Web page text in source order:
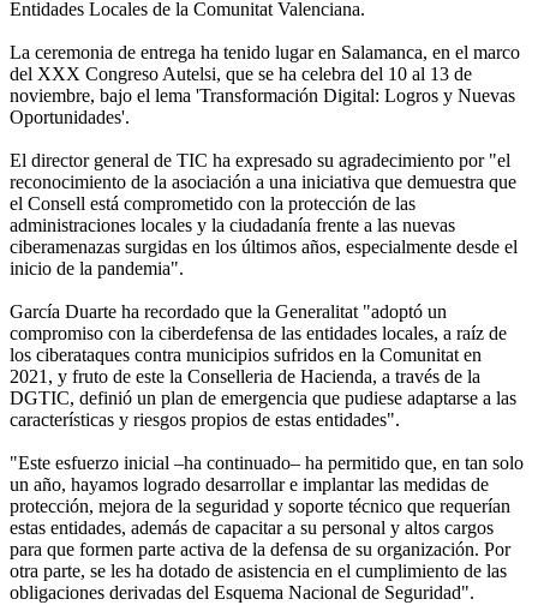
Entidades Locales de la Comunitat Valenciana.
La ceremonia de entrega ha tenido lugar en Salamanca, en el marco
del XXX Congreso Autelsi, que se ha celebra del 10 al 13 de
noviembre, bajo el lema 'Transformación Digital: Logros y Nuevas
Oportunidades'.
El director general de TIC ha expresado su agradecimiento por "el
reconocimiento de la asociación a una iniciativa que demuestra que
el Consell está comprometido con la protección de las
administraciones locales y la ciudadanía frente a las nuevas
ciberamenazas surgidas en los últimos años, especialmente desde el
inicio de la pandemia".
García Duarte ha recordado que la Generalitat "adoptó un
compromiso con la ciberdefensa de las entidades locales, a raíz de
los ciberataques contra municipios sufridos en la Comunitat en
2021, y fruto de este la Conselleria de Hacienda, a través de la
DGTIC, definió un plan de emergencia que pudiese adaptarse a las
características y riesgos propios de estas entidades".
"Este esfuerzo inicial –ha continuado– ha permitido que, en tan solo
un año, hayamos logrado desarrollar e implantar las medidas de
protección, mejora de la seguridad y soporte técnico que requerían
estas entidades, además de capacitar a su personal y altos cargos
para que formen parte activa de la defensa de su organización. Por
otra parte, se les ha dotado de asistencia en el cumplimiento de las
obligaciones derivadas del Esquema Nacional de Seguridad".